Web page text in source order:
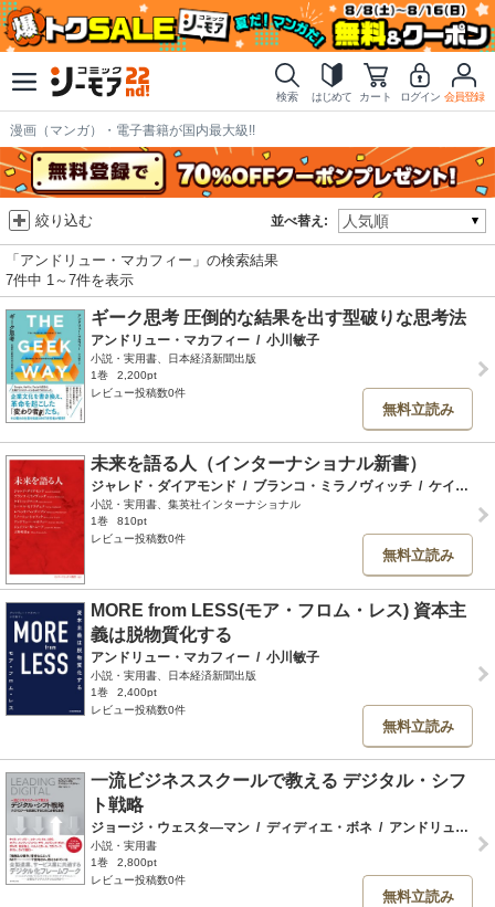
検索 はじめて カート ログイン 会員登録
漫画（マンガ）・電子書籍が国内最大級!!
並べ替え:
絞り込む
「アンドリュー・マカフィー」の検索結果
7件中 1～7件を表示
ギーク思考 圧倒的な結果を出す型破りな思考法
アンドリュー・マカフィー / 小川敏子
小説・実用書、日本経済新聞出版
1巻
2,200pt
レビュー投稿数0件
無料立読み
未来を語る人（インターナショナル新書）
ジャレド・ダイアモンド / ブランコ・ミラノヴィッチ / ケイト・レイワース
小説・実用書、集英社インターナショナル
1巻
810pt
レビュー投稿数0件
無料立読み
MORE from LESS(モア・フロム・レス) 資本主
義は脱物質化する
アンドリュー・マカフィー / 小川敏子
小説・実用書、日本経済新聞出版
1巻
2,400pt
レビュー投稿数0件
無料立読み
一流ビジネススクールで教える デジタル・シフ
ト戦略
ジョージ・ウェスタ―マン / ディディエ・ボネ / アンドリュー・マカフィー
小説・実用書
1巻
2,800pt
レビュー投稿数0件
無料立読み